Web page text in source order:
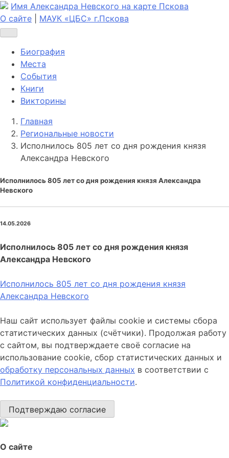
Имя Александра Невского на карте Пскова
О сайте
МАУК «ЦБС» г.Пскова
Биография
Места
События
Книги
Викторины
Главная
Региональные новости
Исполнилось 805 лет со дня рождения князя
Александра Невского
Исполнилось 805 лет со дня рождения князя Александра
Невского
14.05.2026
Исполнилось 805 лет со дня рождения князя
Александра Невского
Исполнилось 805 лет со дня рождения князя
Александра Невского
Наш сайт использует файлы cookie и системы сбора
статистических данных (счётчики). Продолжая работу
с сайтом, вы подтверждаете своё согласие на
использование cookie, сбор статистических данных и
обработку персональных данных в соответствии с
Политикой конфиденциальности.
Подтверждаю согласие
О сайте